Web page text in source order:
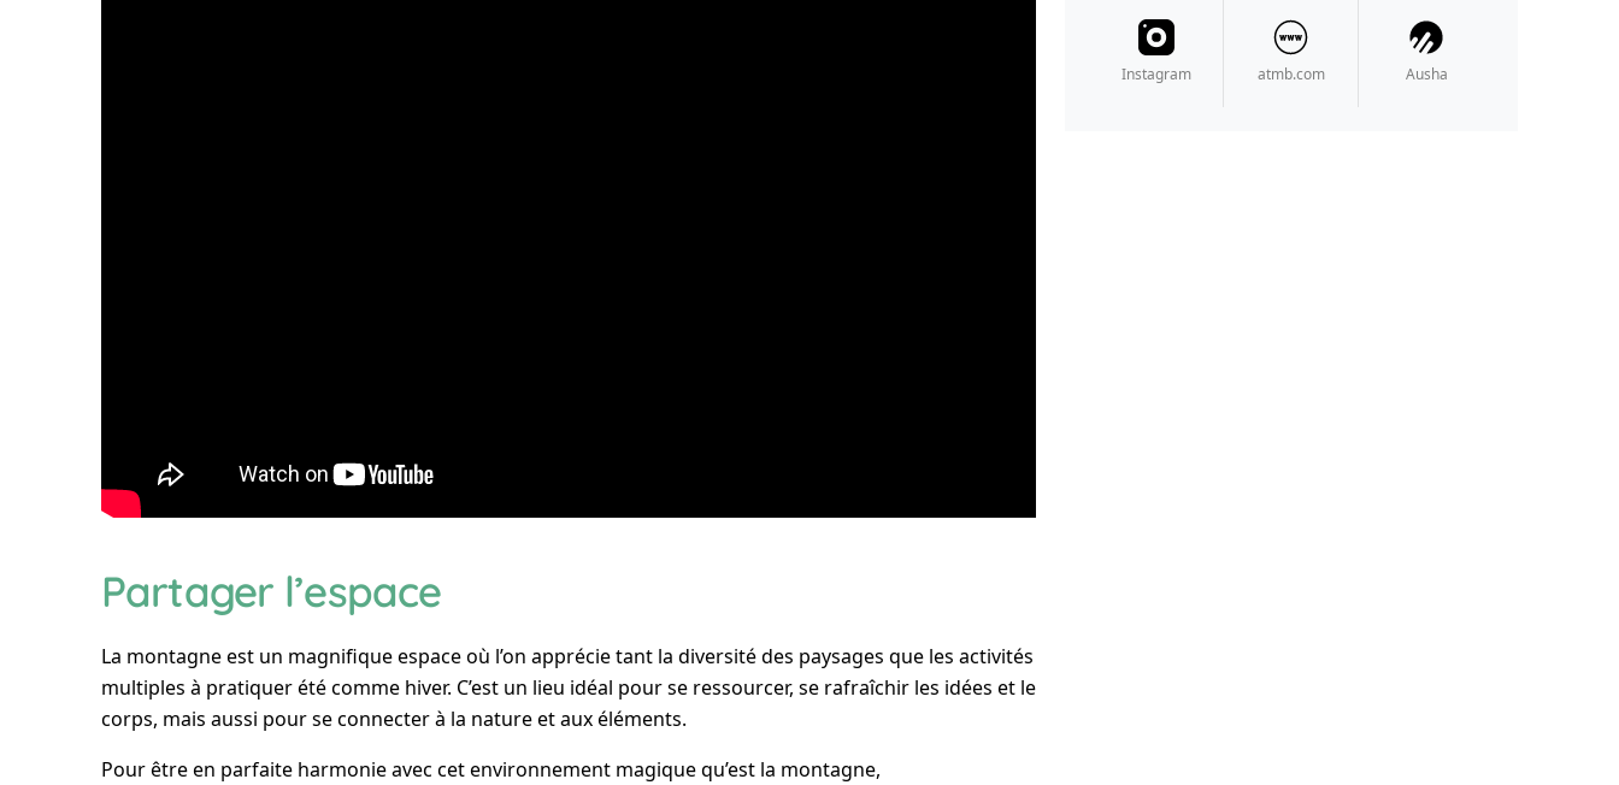
Partager l’espace
La montagne est un magnifique espace où l’on apprécie tant la diversité des paysages que les activités
multiples à pratiquer été comme hiver. C’est un lieu idéal pour se ressourcer, se rafraîchir les idées et le
corps, mais aussi pour se connecter à la nature et aux éléments.
Pour être en parfaite harmonie avec cet environnement magique qu’est la montagne,
Instagram atmb.com Ausha